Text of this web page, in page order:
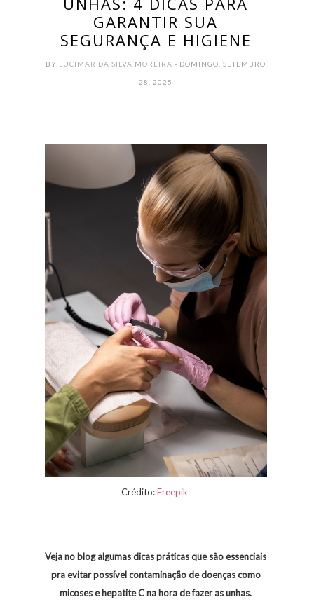
GARANTIR SUA
SEGURANÇA E HIGIENE
BY LUCIMAR DA SILVA MOREIRA- DOMINGO, SETEMBRO
28, 2025
Crédito:Freepik
Veja no blog algumas dicas práticas que são essenciais
pra evitar possível contaminação de doenças como
micoses e hepatite C na hora de fazer as unhas.